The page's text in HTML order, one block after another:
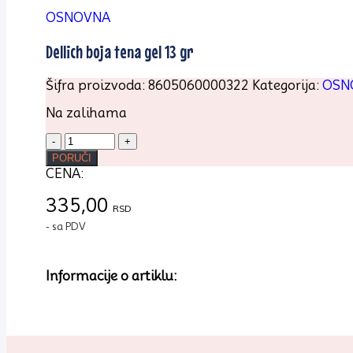
OSNOVNA
Dellich boja tena gel 13 gr
Šifra proizvoda: 8605060000322 Kategorija:
Na zalihama
Dellich
boja
tena
13
gr
količina
PORUČI
CENA:
335,00 RSD
- sa PDV
Informacije o artiklu: